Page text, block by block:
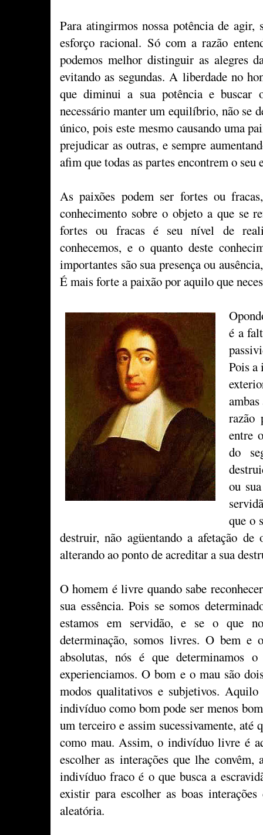
Para atingirmos nossa potência de agir,
esforço racional. Só com a razão
podemos melhor distinguir as alegres
evitando as segundas. A liberdade no
que diminui a sua potência e buscar
necessário manter um equilíbrio, não se
único, pois este mesmo causando uma
prejudicar as outras, e sempre
afim que todas as partes encontrem o
As paixões podem ser fortes ou
conhecimento sobre o objeto a que se
fortes ou fracas é seu nível de
conhecemos, e o quanto deste
importantes são sua presença ou
É mais forte a paixão por aquilo que
é a
Pois a
razão
entre
do
ou
que o
destruir, não agüentando a afetação
alterando ao ponto de acreditar a sua
O homem é livre quando sabe
sua essência. Pois se somos
estamos em servidão, e se o que
determinação, somos livres. O bem e
absolutas, nós é que
experienciamos. O bom e o mau são
modos qualitativos e subjetivos.
indivíduo como bom pode ser menos
um terceiro e assim sucessivamente, até
como mau. Assim, o indivíduo livre é
escolher as interações que lhe convêm,
indivíduo fraco é o que busca a
existir para escolher as boas
aleatória.